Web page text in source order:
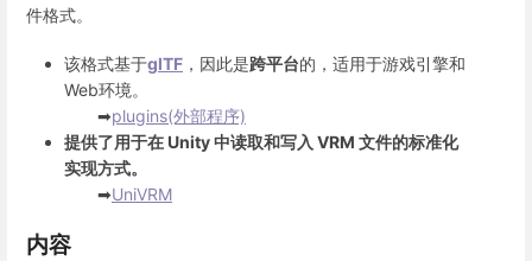
件格式。
该格式基于glTF ，因此是跨平台的，适用于游戏引擎和
Web环境。
➡plugins(外部程序)
提供了用于在 Unity 中读取和写入 VRM 文件的标准化
实现方式。
➡UniVRM
内容